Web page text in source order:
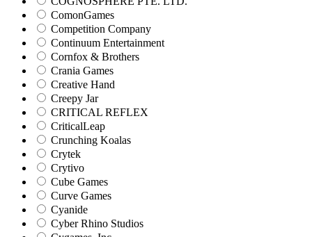
ComonGames
Competition Company
Continuum Entertainment
Cornfox & Brothers
Crania Games
Creative Hand
Creepy Jar
CRITICAL REFLEX
CriticalLeap
Crunching Koalas
Crytek
Crytivo
Cube Games
Curve Games
Cyanide
Cyber Rhino Studios